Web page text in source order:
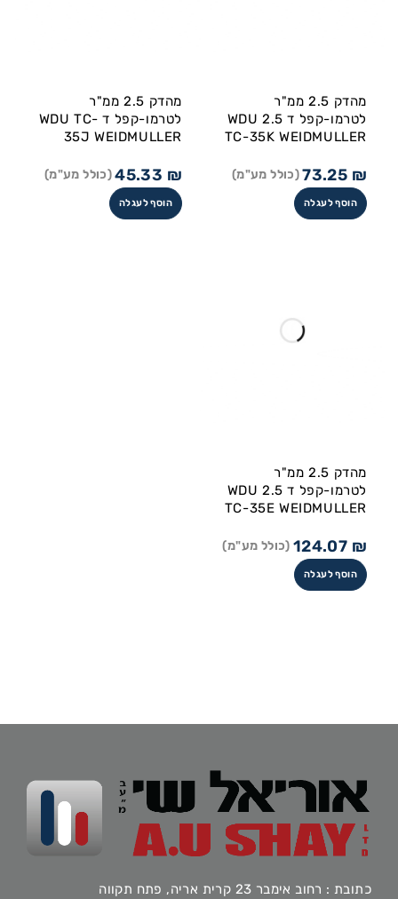
מהדק 2.5 ממ"ר
לטרמו-קפל ד WDU 2.5
TC-35K WEIDMULLER
73.25 ₪ (כולל מע"מ)
הוסף לעגלה
מהדק 2.5 ממ"ר
לטרמו-קפל ד WDU TC-
35J WEIDMULLER
45.33 ₪ (כולל מע"מ)
הוסף לעגלה
מהדק 2.5 ממ"ר
לטרמו-קפל ד WDU 2.5
TC-35E WEIDMULLER
124.07 ₪ (כולל מע"מ)
הוסף לעגלה
כתובת : רחוב אימבר 23 קרית אריה, פתח תקווה